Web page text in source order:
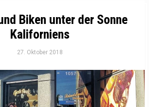
Biken unter der Sonne
Kaliforniens
27. Oktober 2018